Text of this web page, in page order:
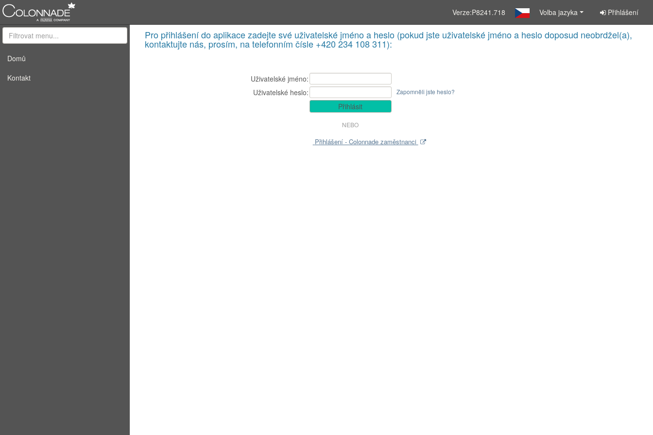
Verze:P8241.718 Volba jazyka Přihlášení
Domů
Kontakt
Pro přihlášení do aplikace zadejte své uživatelské jméno a heslo (pokud jste uživatelské jméno a heslo doposud neobrdžel(a),
kontaktujte nás, prosím, na telefonním čísle +420 234 108 311):
Uživatelské jméno:
Uživatelské heslo:
Zapomněli jste heslo?
NEBO
Přihlášení - Colonnade zaměstnanci